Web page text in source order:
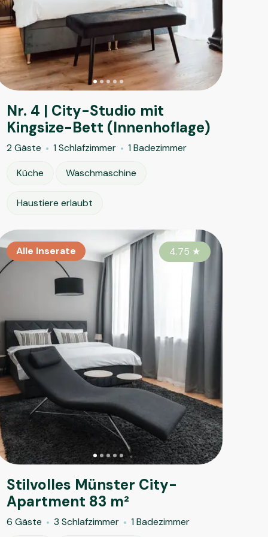
Nr. 4 | City-Studio mit
Kingsize-Bett (Innenhoflage)
2 Gäste 1 Schlafzimmer
1 Badezimmer
Küche
Waschmaschine
Haustiere erlaubt
Inserate 4.65 ★ Alle
Alle Inserate 4.50★
Alle Inserate 4.75 ★
Stilvolles Münster City-
Apartment 83 m²
6 Gäste 3 Schlafzimmer
1 Badezimmer